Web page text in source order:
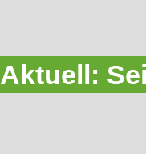
Aktuell: